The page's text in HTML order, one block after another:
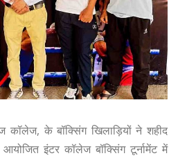
कॉलेज, के बॉक्सिंग खिलाड़ियों ने शहीद
इंटर कॉलेज बॉक्सिंग टूर्नामेंट में